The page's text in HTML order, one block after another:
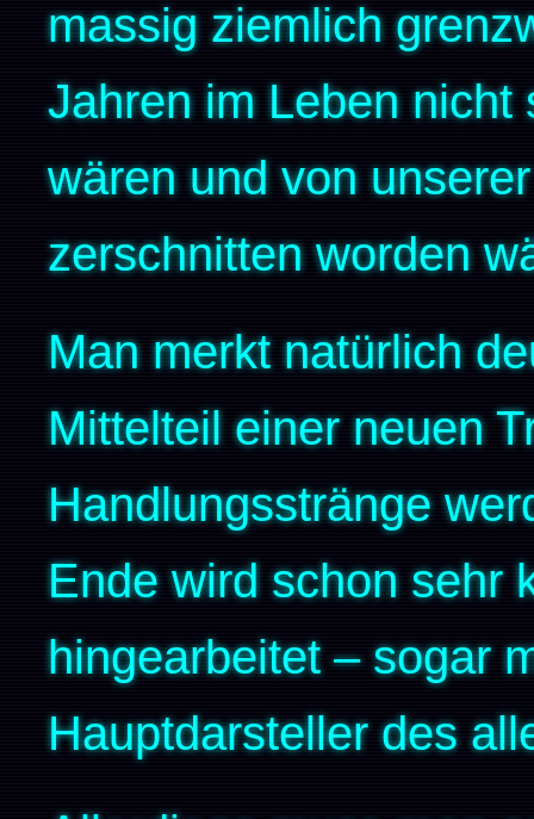
massig ziemlich
Jahren im Leben nicht
wären und von
zerschnitten worden
Man merkt natürlich
Mittelteil einer neuen
Handlungsstränge
Ende wird schon sehr
hingearbeitet – sogar
Hauptdarsteller des